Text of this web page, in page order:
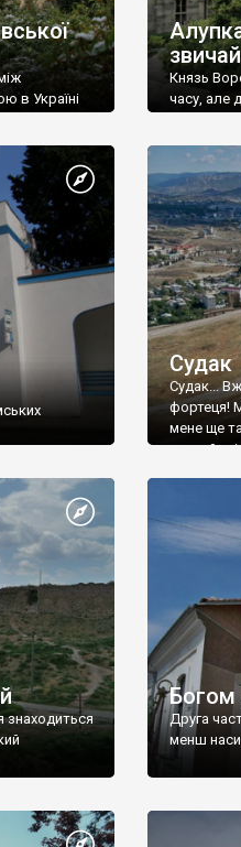
в Україні
Князь
часу, але
Судак
Судак...
фортеця!
мене ще
принаймні
знаходиться
Богом
Друга
менш